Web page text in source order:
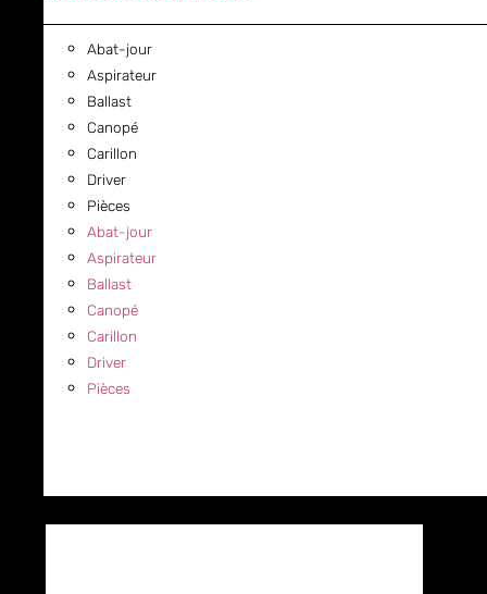
Abat-jour
Aspirateur
Ballast
Canopé
Carillon
Driver
Pièces
Abat-jour
Aspirateur
Ballast
Canopé
Carillon
Driver
Pièces